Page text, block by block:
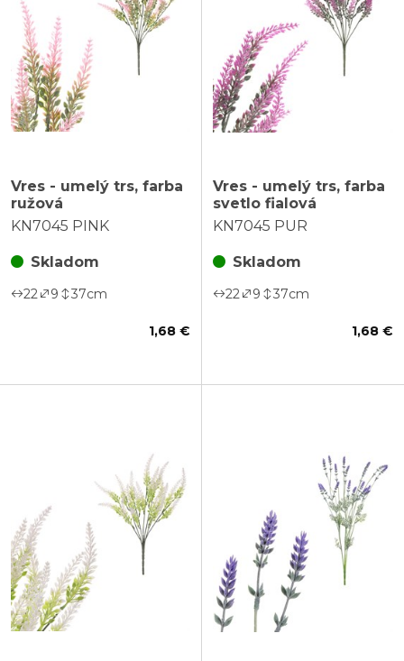
Vres - umelý trs, farba
ružová
KN7045 PINK
Skladom
22 9 37cm
1,68 €
Vres - umelý trs, farba
svetlo fialová
KN7045 PUR
Skladom
22 9 37cm
1,68 €